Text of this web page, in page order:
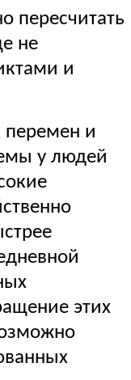
пересчитать
не
и
перемен и
у людей
этих